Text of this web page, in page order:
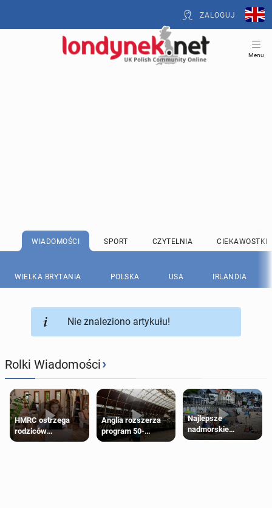
ZALOGUJ
Menu
WIADOMOŚCI SPORT CZYTELNIA CIEKAWOSTKI
WIELKA BRYTANIA POLSKA USA IRLANDIA
Nie znaleziono artykułu!
Rolki Wiadomości›
HMRC ostrzega
rodziców
pobierających Child
Anglia rozszerza
program 50-
procentowych
Najlepsze
nadmorskie
miasteczko blisko